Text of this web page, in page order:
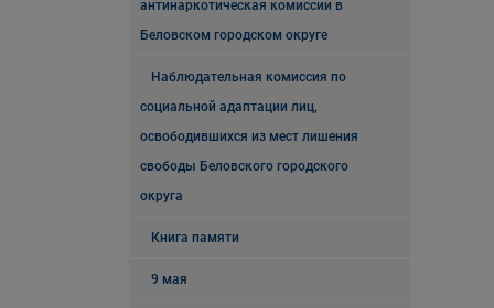
антинаркотическая комиссии в
Беловском городском округе
Наблюдательная комиссия по
социальной адаптации лиц,
освободившихся из мест лишения
свободы Беловского городского
округа
Книга памяти
9 мая